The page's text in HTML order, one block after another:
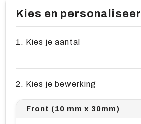
Kies en personaliseer
1. Kies je aantal
2. Kies je bewerking
Front (10 mm x 30mm)